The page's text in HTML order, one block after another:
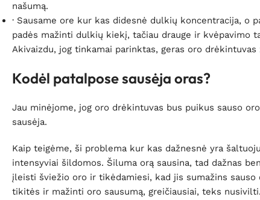
našumą.
· Sausame ore kur kas didesnė dulkių koncentracija, o
padės mažinti dulkių kiekį, tačiau drauge ir kvėpavimo
Akivaizdu, jog tinkamai parinktas, geras oro
Kodėl patalpose sausėja oras?
Jau minėjome, jog oro drėkintuvas bus puikus sauso
sausėja.
Kaip teigėme, ši problema kur kas dažnesnė yra
intensyviai šildomos. Šiluma orą sausina, tad dažnas
įleisti šviežio oro ir tikėdamiesi, kad jis sumažins
tikitės ir mažinti oro sausumą, greičiausiai, teks